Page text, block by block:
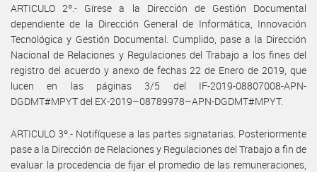
ARTICULO 2º.- Gírese a la Dirección de Gestión Documental
dependiente de la Dirección General de Informática, Innovación
Tecnológica y Gestión Documental. Cumplido, pase a la Dirección
Nacional de Relaciones y Regulaciones del Trabajo a los fines del
registro del acuerdo y anexo de fechas 22 de Enero de 2019, que
lucen en las páginas 3/5 del IF-2019-08807008-APN-
DGDMT#MPYT del EX-2019–08789978–APN-DGDMT#MPYT.
ARTICULO 3º.- Notifíquese a las partes signatarias. Posteriormente
pase a la Dirección de Relaciones y Regulaciones del Trabajo a fin de
evaluar la procedencia de fijar el promedio de las remuneraciones,